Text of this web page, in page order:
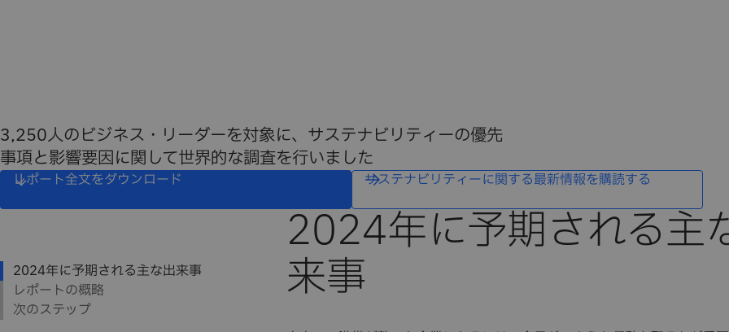
3,250人のビジネス・リーダーを対象に、サステナビリティーの優先
事項と影響要因に関して世界的な調査を行いました
レポート全文をダウンロード サステナビリティーに関する最新情報を購読する